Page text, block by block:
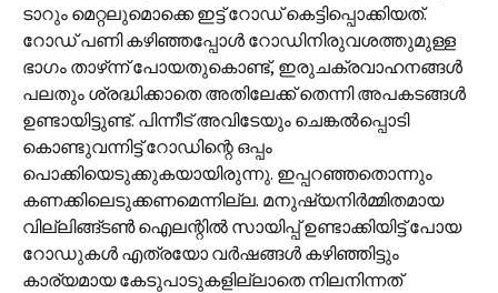
ടാറും മെറ്റലുമൊക്കെ ഇട്ട് റോഡ് കെട്ടിപ്പൊക്കിയത്.
റോഡ് പണി കഴിഞ്ഞപ്പോൾ റോഡിനിരുവശത്തുമുള്ള
ഭാഗം താഴ്‌ന്ന് പോയതുകൊണ്ട്, ഇരുചക്രവാഹനങ്ങൾ
പലതും ശ്രദ്ധിക്കാതെ അതിലേക്ക് തെന്നി അപകടങ്ങൾ
ഉണ്ടായിട്ടുണ്ട്. പിന്നീട് അവിടേയും ചെങ്കൽ‌പ്പൊടി
കൊണ്ടുവന്നിട്ട് റോഡിന്റെ ഒപ്പം
പൊക്കിയെടുക്കുകയായിരുന്നു. ഇപ്പറഞ്ഞതൊന്നും
കണക്കിലെടുക്കണമെന്നില്ല. മനുഷ്യനിർമ്മിതമായ
വില്ലിങ്ങ്‌ടൺ ഐലന്റിൽ സായിപ്പ് ഉണ്ടാക്കിയിട്ട് പോയ
റോഡുകൾ എത്രയോ വർഷങ്ങൾ കഴിഞ്ഞിട്ടും
കാര്യമായ കേടുപാടുകളില്ലാതെ നിലനിന്നത്